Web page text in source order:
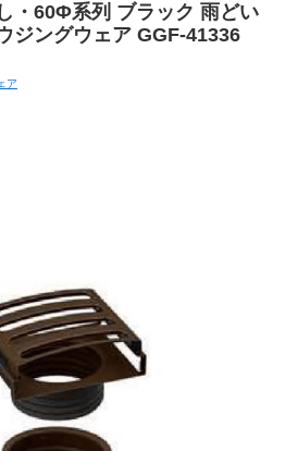
・60Φ系列 ブラック 雨どい
ジングウェア GGF-41336
ア